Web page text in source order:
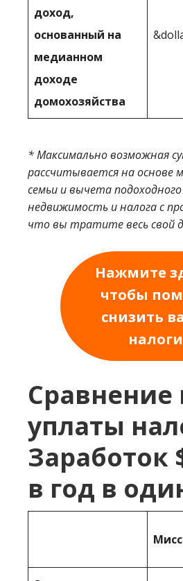
доход,
основанный на
медианном
доходе
домохозяйства
* Максимально возможная
рассчитывается на основе
семьи и вычета
недвижимость и налога с
что вы тратите весь свой
Нажмите
чтобы
снизить
налоги
Сравнение
уплаты
Заработок
в год в